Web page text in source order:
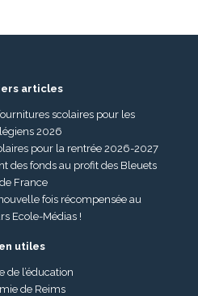
articles
scolaires pour les
2026
pour la rentrée 2026-2027
des fonds au profit des Bleuets
de France
fois récompensée au
Ecole-Médias !
utiles
de l’éducation
de Reims